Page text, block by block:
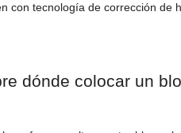
con tecnología de corrección de
dónde colocar un